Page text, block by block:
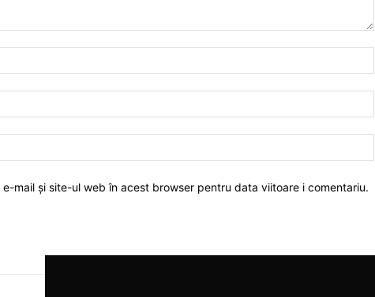
mail și site-ul web în acest browser pentru data viitoare i comentariu.